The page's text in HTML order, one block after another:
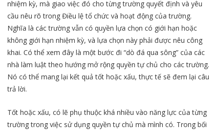
nhiệm kỳ, mà giao việc đó cho từng trường quyết định và yêu
cầu nêu rõ trong Điều lệ tổ chức và hoạt động của trường.
Nghĩa là các trường vẫn có quyền lựa chọn có giới hạn hoặc
không giới hạn nhiệm kỳ, và lựa chọn này phải được nêu công
khai. Có thể xem đây là một bước đi “dò đá qua sông” của các
nhà làm luật theo hướng mở rộng quyền tự chủ cho các trường.
Nó có thể mang lại kết quả tốt hoặc xấu, thực tế sẽ đem lại câu
trả lời.
Tốt hoặc xấu, có lẽ phụ thuộc khá nhiều vào năng lực của từng
trường trong việc sử dụng quyền tự chủ mà mình có. Trong bối